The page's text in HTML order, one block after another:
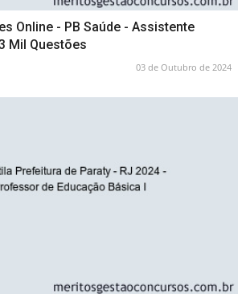
Online - PB Saúde - Assistente
Mil Questões
03 de Outubro de 2024